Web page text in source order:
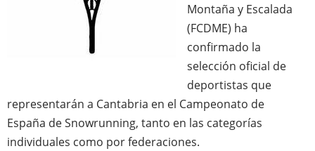
Montaña y Escalada
(FCDME) ha
confirmado la
selección oficial de
deportistas que
representarán a Cantabria en el Campeonato de
España de Snowrunning, tanto en las categorías
individuales como por federaciones.